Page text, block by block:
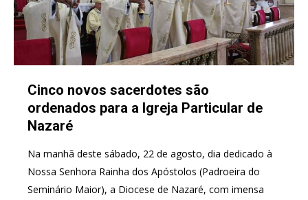
Cinco novos sacerdotes são
ordenados para a Igreja Particular de
Nazaré
Na manhã deste sábado, 22 de agosto, dia dedicado à
Nossa Senhora Rainha dos Apóstolos (Padroeira do
Seminário Maior), a Diocese de Nazaré, com imensa